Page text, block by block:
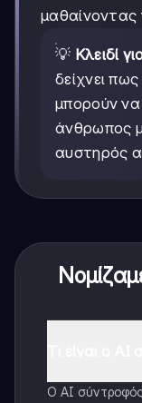
μαθαίνοντας
💡 Κλειδί
δείχνει πως
μπορούν να
άνθρωπος
αυστηρός
Ο AI σύντροφός